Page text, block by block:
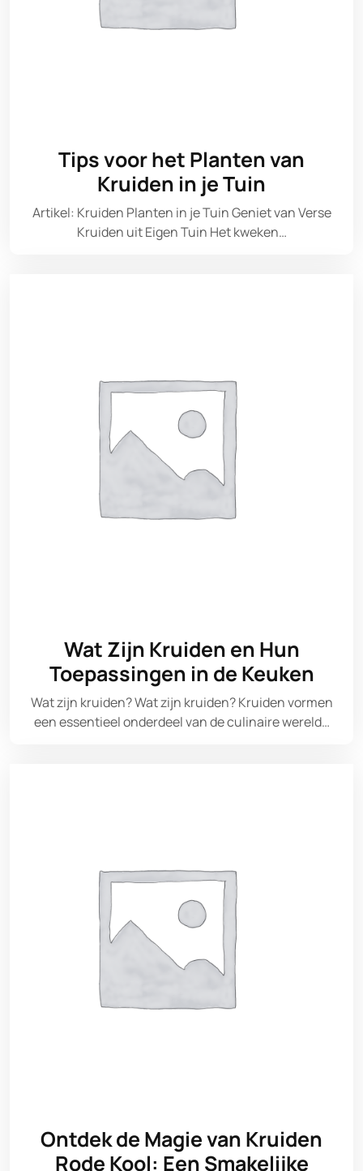
Tips voor het Planten van
Kruiden in je Tuin
Artikel: Kruiden Planten in je Tuin Geniet van Verse
Kruiden uit Eigen Tuin Het kweken…
Wat Zijn Kruiden en Hun
Toepassingen in de Keuken
Wat zijn kruiden? Wat zijn kruiden? Kruiden vormen
een essentieel onderdeel van de culinaire wereld…
Ontdek de Magie van Kruiden
Rode Kool: Een Smakelijke